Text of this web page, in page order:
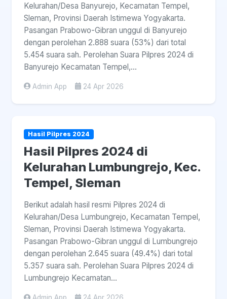
Kelurahan/Desa Banyurejo, Kecamatan Tempel,
Sleman, Provinsi Daerah Istimewa Yogyakarta.
Pasangan Prabowo-Gibran unggul di Banyurejo
dengan perolehan 2.888 suara (53%) dari total
5.454 suara sah. Perolehan Suara Pilpres 2024 di
Banyurejo Kecamatan Tempel,...
Admin App 24 Apr 2026
Hasil Pilpres 2024
Hasil Pilpres 2024 di
Kelurahan Lumbungrejo, Kec.
Tempel, Sleman
Berikut adalah hasil resmi Pilpres 2024 di
Kelurahan/Desa Lumbungrejo, Kecamatan Tempel,
Sleman, Provinsi Daerah Istimewa Yogyakarta.
Pasangan Prabowo-Gibran unggul di Lumbungrejo
dengan perolehan 2.645 suara (49.4%) dari total
5.357 suara sah. Perolehan Suara Pilpres 2024 di
Lumbungrejo Kecamatan...